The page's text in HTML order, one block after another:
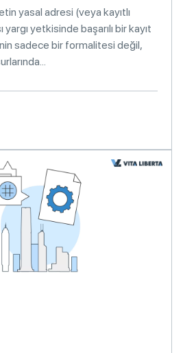
yasal adresi (veya kayıtlı
yetkisinde başarılı bir kayıt
sadece bir formalitesi değil,